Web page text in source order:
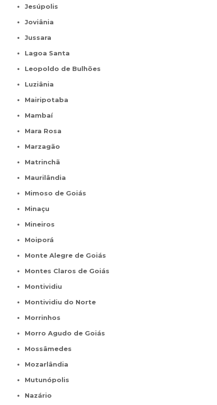
Jesúpolis
Joviânia
Jussara
Lagoa Santa
Leopoldo de Bulhões
Luziânia
Mairipotaba
Mambaí
Mara Rosa
Marzagão
Matrinchã
Maurilândia
Mimoso de Goiás
Minaçu
Mineiros
Moiporá
Monte Alegre de Goiás
Montes Claros de Goiás
Montividiu
Montividiu do Norte
Morrinhos
Morro Agudo de Goiás
Mossâmedes
Mozarlândia
Mutunópolis
Nazário